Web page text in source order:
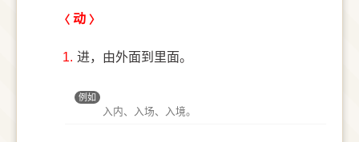
动
1. 进，由外面到里面。
例如
入内、入场、入境。